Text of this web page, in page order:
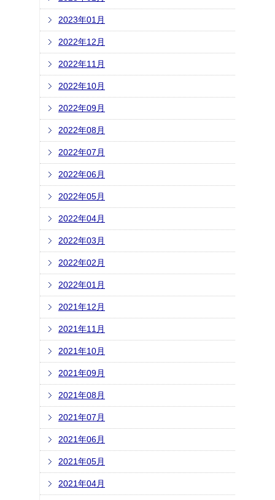
2023年01月
2022年12月
2022年11月
2022年10月
2022年09月
2022年08月
2022年07月
2022年06月
2022年05月
2022年04月
2022年03月
2022年02月
2022年01月
2021年12月
2021年11月
2021年10月
2021年09月
2021年08月
2021年07月
2021年06月
2021年05月
2021年04月